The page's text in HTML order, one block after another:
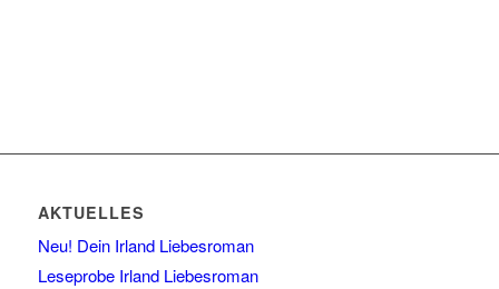
AKTUELLES
Neu! Dein Irland Liebesroman
Leseprobe Irland Liebesroman